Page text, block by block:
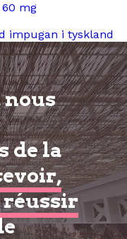
mg
impugan i tyskland
nous
de la
réussir